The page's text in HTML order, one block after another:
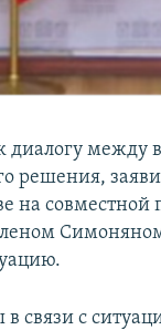
диалогу между
решения,
на совместной
связи с